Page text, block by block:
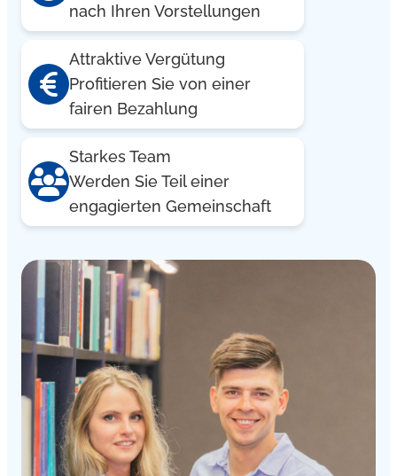
nach Ihren Vorstellungen
Attraktive Vergütung
Profitieren Sie von einer
fairen Bezahlung
Starkes Team
Werden Sie Teil einer
engagierten Gemeinschaft